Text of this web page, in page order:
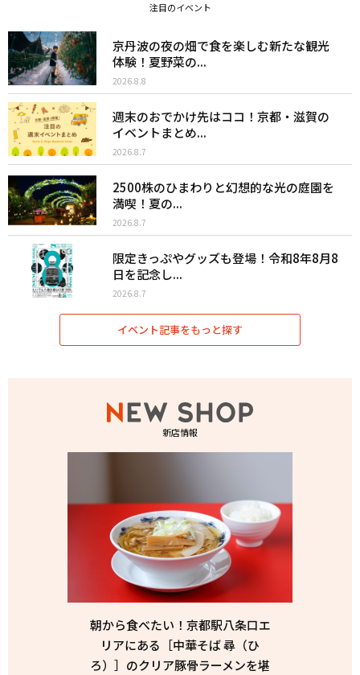
注目のイベント
京丹波の夜の畑で食を楽しむ新たな観光
体験！夏野菜の...
2026.8.8
週末のおでかけ先はココ！京都・滋賀の
イベントまとめ...
2026.8.7
2500株のひまわりと幻想的な光の庭園を
満喫！夏の...
2026.8.7
限定きっぷやグッズも登場！令和8年8月8
日を記念し...
2026.8.7
イベント記事をもっと探す
新店情報
朝から食べたい！京都駅八条口エ
リアにある［中華そば 尋（ひ
ろ）］のクリア豚骨ラーメンを堪